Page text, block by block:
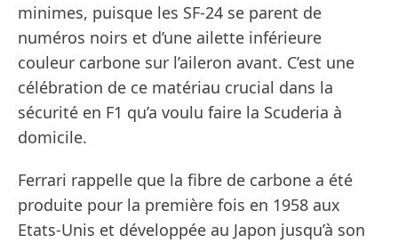
minimes, puisque les SF-24 se parent de
numéros noirs et d’une ailette inférieure
couleur carbone sur l’aileron avant. C’est une
célébration de ce matériau crucial dans la
sécurité en F1 qu’a voulu faire la Scuderia à
domicile.
Ferrari rappelle que la fibre de carbone a été
produite pour la première fois en 1958 aux
Etats-Unis et développée au Japon jusqu’à son